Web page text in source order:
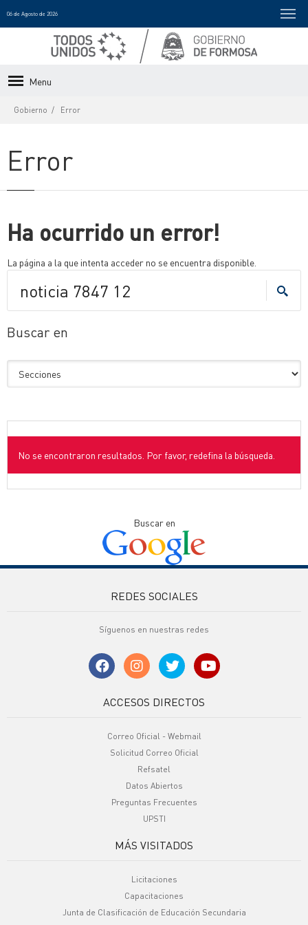
06 de Agosto de 2026
Menu
Gobierno Error
Error
Ha ocurrido un error!
La página a la que intenta acceder no se encuentra disponible.
Buscar en
No se encontraron resultados. Por favor, redefina la búsqueda.
Buscar en
REDES SOCIALES
Síguenos en nuestras redes
ACCESOS DIRECTOS
Correo Oficial - Webmail
Solicitud Correo Oficial
Refsatel
Datos Abiertos
Preguntas Frecuentes
UPSTI
MÁS VISITADOS
Licitaciones
Capacitaciones
Junta de Clasificación de Educación Secundaria